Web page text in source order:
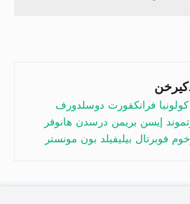
كولونيا فرانكفورت دوسلدورف
إيسن بريمن درسدن هانوفر
فوبرتال بيليفيلد بون مونستر